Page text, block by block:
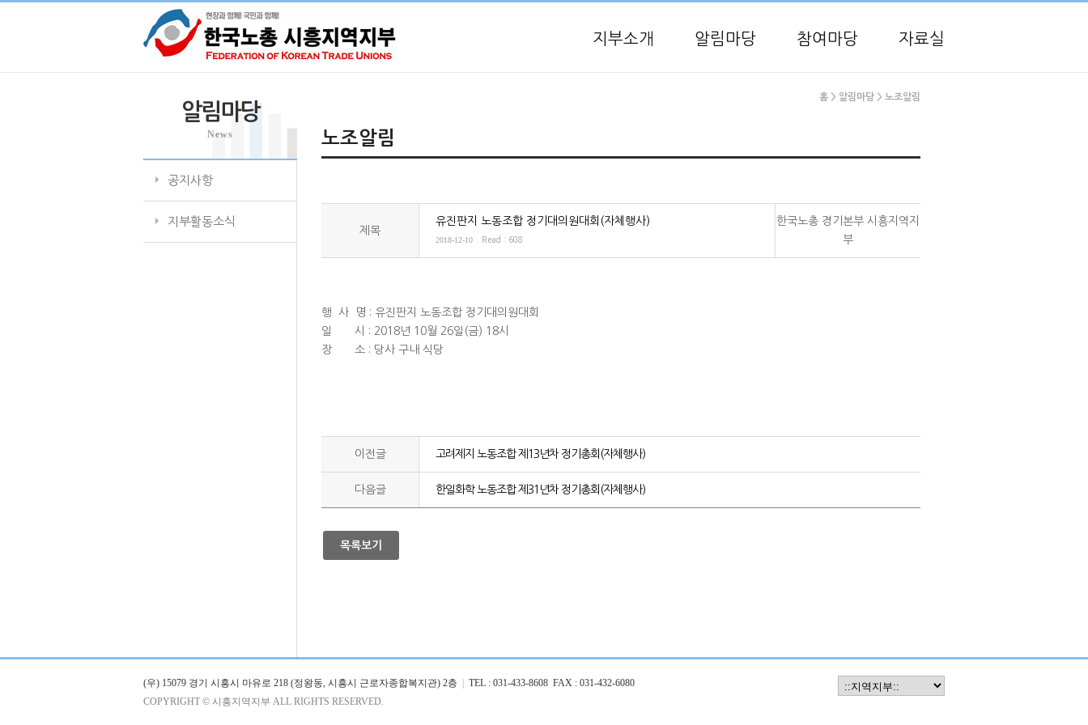
지부소개 알림마당 참여마당 자료실
알림마당
News
공지사항
지부활동소식
홈 > 알림마당 > 노조알림
노조알림
제목
유진판지 노동조합 정기대의원대회(자체행사)
2018-12-10 Read : 608
한국노총 경기본부 시흥지역지
부
행 사 명 : 유진판지 노동조합 정기대의원대회
일 시 : 2018년 10월 26일(금) 18시
장 소 : 당사 구내 식당
이전글 고려제지 노동조합 제13년차 정기총회(자체행사)
다음글 한일화학 노동조합 제31년차 정기총회(자체행사)
목록보기
(우) 15079 경기 시흥시 마유로 218 (정왕동, 시흥시 근로자종합복지관) 2층
TEL : 031-433-8608 FAX : 031-432-6080
COPYRIGHT © 시흥지역지부 ALL RIGHTS RESERVED.